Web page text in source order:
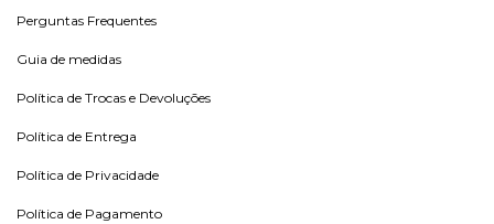
Perguntas Frequentes
Guia de medidas
Política de Trocas e Devoluções
Política de Entrega
Política de Privacidade
Política de Pagamento